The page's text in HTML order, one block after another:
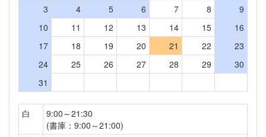
3
4 5 6 7 8
9
10
11 12 13 14 15
16
17
18 19 20 21 22
23
24
25 26 27 28 29
30
31
白
9:00～21:30
(書庫：9:00～21:00)